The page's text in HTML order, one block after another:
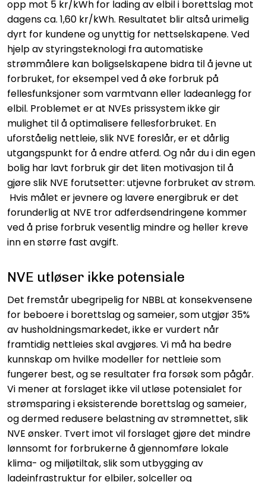
opp mot 5 kr/kWh for lading av elbil i borettslag mot
dagens ca. 1,60 kr/kWh. Resultatet blir altså urimelig
dyrt for kundene og unyttig for nettselskapene. Ved
hjelp av styringsteknologi fra automatiske
strømmålere kan boligselskapene bidra til å jevne ut
forbruket, for eksempel ved å øke forbruk på
fellesfunksjoner som varmtvann eller ladeanlegg for
elbil. Problemet er at NVEs prissystem ikke gir
mulighet til å optimalisere fellesforbruket. En
uforståelig nettleie, slik NVE foreslår, er et dårlig
utgangspunkt for å endre atferd. Og når du i din egen
bolig har lavt forbruk gir det liten motivasjon til å
gjøre slik NVE forutsetter: utjevne forbruket av strøm.
Hvis målet er jevnere og lavere energibruk er det
forunderlig at NVE tror adferdsendringene kommer
ved å prise forbruk vesentlig mindre og heller kreve
inn en større fast avgift.
NVE utløser ikke potensiale
Det fremstår ubegripelig for NBBL at konsekvensene
for beboere i borettslag og sameier, som utgjør 35%
av husholdningsmarkedet, ikke er vurdert når
framtidig nettleies skal avgjøres. Vi må ha bedre
kunnskap om hvilke modeller for nettleie som
fungerer best, og se resultater fra forsøk som pågår.
Vi mener at forslaget ikke vil utløse potensialet for
strømsparing i eksisterende borettslag og sameier,
og dermed redusere belastning av strømnettet, slik
NVE ønsker. Tvert imot vil forslaget gjøre det mindre
lønnsomt for forbrukerne å gjennomføre lokale
klima- og miljøtiltak, slik som utbygging av
ladeinfrastruktur for elbiler, solceller og